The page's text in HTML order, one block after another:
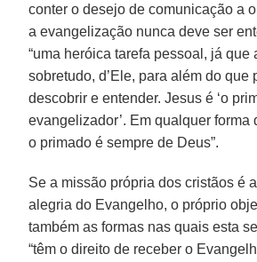
conter o desejo de comunicação a
a evangelização nunca deve ser
“uma heróica tarefa pessoal, já que
sobretudo, d’Ele, para além do que
descobrir e entender. Jesus é ‘o
evangelizador’. Em qualquer forma
o primado é sempre de Deus”.
Se a missão própria dos cristãos é
alegria do Evangelho, o próprio
também as formas nas quais esta
“têm o direito de receber o